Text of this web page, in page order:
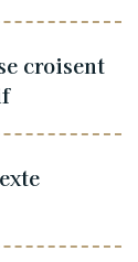
croisent